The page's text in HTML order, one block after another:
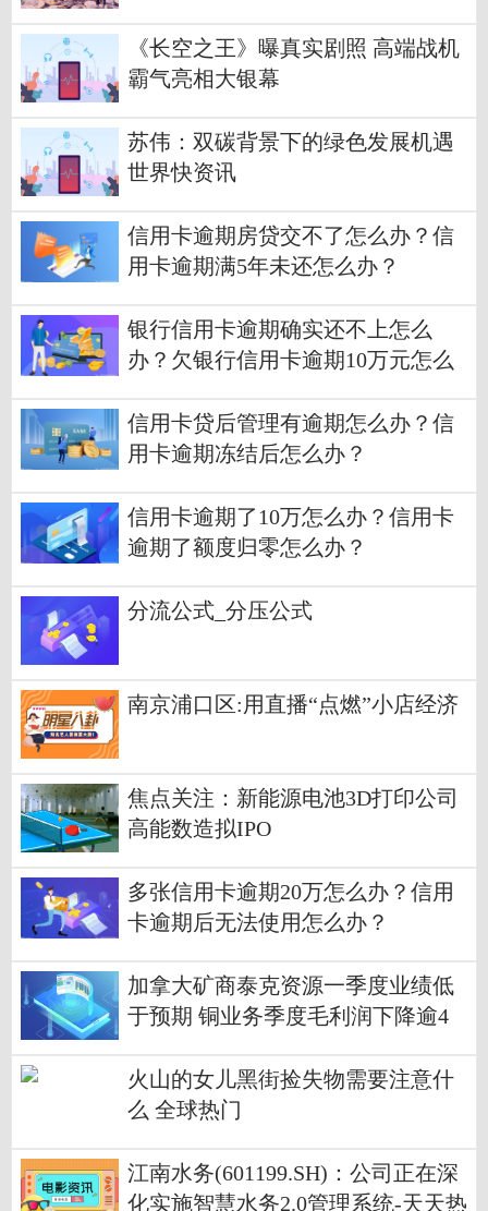
《长空之王》曝真实剧照 高端战机
霸气亮相大银幕
苏伟：双碳背景下的绿色发展机遇
世界快资讯
信用卡逾期房贷交不了怎么办？信
用卡逾期满5年未还怎么办？
银行信用卡逾期确实还不上怎么
办？欠银行信用卡逾期10万元怎么
信用卡贷后管理有逾期怎么办？信
用卡逾期冻结后怎么办？
信用卡逾期了10万怎么办？信用卡
逾期了额度归零怎么办？
分流公式_分压公式
南京浦口区:用直播“点燃”小店经济
焦点关注：新能源电池3D打印公司
高能数造拟IPO
多张信用卡逾期20万怎么办？信用
卡逾期后无法使用怎么办？
加拿大矿商泰克资源一季度业绩低
于预期 铜业务季度毛利润下降逾4
火山的女儿黑街捡失物需要注意什
么 全球热门
江南水务(601199.SH)：公司正在深
化实施智慧水务2.0管理系统-天天热